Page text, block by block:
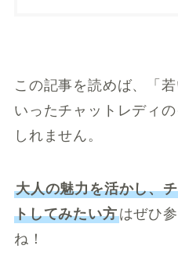
この記事を読めば、「
いったチャットレディ
しれません。
大人の魅力を活かし、
トしてみたい方はぜひ
ね！